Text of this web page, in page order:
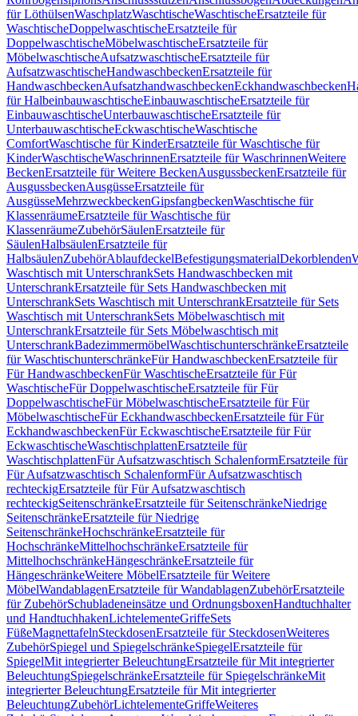
für LöthülsenWaschplatzWaschtischeWaschtischeErsatzteile für
WaschtischeDoppelwaschtischeErsatzteile für
DoppelwaschtischeMöbelwaschtischeErsatzteile für
MöbelwaschtischeAufsatzwaschtischeErsatzteile für
AufsatzwaschtischeHandwaschbeckenErsatzteile für
HandwaschbeckenAufsatzhandwaschbeckenEckhandwaschbecken
für HalbeinbauwaschtischeEinbauwaschtischeErsatzteile für
EinbauwaschtischeUnterbauwaschtischeErsatzteile für
UnterbauwaschtischeEckwaschtischeWaschtische
ComfortWaschtische für KinderErsatzteile für Waschtische für
KinderWaschtischeWaschrinnenErsatzteile für WaschrinnenWeitere
BeckenErsatzteile für Weitere BeckenAusgussbeckenErsatzteile für
AusgussbeckenAusgüsseErsatzteile für
AusgüsseMehrzweckbeckenGipsfangbeckenWaschtische für
KlassenräumeErsatzteile für Waschtische für
KlassenräumeZubehörSäulenErsatzteile für
SäulenHalbsäulenErsatzteile für
HalbsäulenZubehörAblaufdeckelBefestigungsmaterialDekorblenden
Waschtisch mit UnterschrankSets Handwaschbecken mit
UnterschrankErsatzteile für Sets Handwaschbecken mit
UnterschrankSets Waschtisch mit UnterschrankErsatzteile für Sets
Waschtisch mit UnterschrankSets Möbelwaschtisch mit
UnterschrankErsatzteile für Sets Möbelwaschtisch mit
UnterschrankBadezimmermöbelWaschtischunterschränkeErsatzteile
für WaschtischunterschränkeFür HandwaschbeckenErsatzteile für
Für HandwaschbeckenFür WaschtischeErsatzteile für Für
WaschtischeFür DoppelwaschtischeErsatzteile für Für
DoppelwaschtischeFür MöbelwaschtischeErsatzteile für Für
MöbelwaschtischeFür EckhandwaschbeckenErsatzteile für Für
EckhandwaschbeckenFür EckwaschtischeErsatzteile für Für
EckwaschtischeWaschtischplattenErsatzteile für
WaschtischplattenFür Aufsatzwaschtisch SchalenformErsatzteile für
Für Aufsatzwaschtisch SchalenformFür Aufsatzwaschtisch
rechteckigErsatzteile für Für Aufsatzwaschtisch
rechteckigSeitenschränkeErsatzteile für SeitenschränkeNiedrige
SeitenschränkeErsatzteile für Niedrige
SeitenschränkeHochschränkeErsatzteile für
HochschränkeMittelhochschränkeErsatzteile für
MittelhochschränkeHängeschränkeErsatzteile für
HängeschränkeWeitere MöbelErsatzteile für Weitere
MöbelWandablagenErsatzteile für WandablagenZubehörErsatzteile
für ZubehörSchubladeneinsätze und OrdnungsboxenHandtuchhalter
und HandtuchhakenLichtelementeGriffeSets
FüßeMagnettafelnSteckdosenErsatzteile für SteckdosenWeiteres
ZubehörSpiegel und SpiegelschränkeSpiegelErsatzteile für
SpiegelMit integrierter BeleuchtungErsatzteile für Mit integrierter
BeleuchtungSpiegelschränkeErsatzteile für SpiegelschränkeMit
integrierter BeleuchtungErsatzteile für Mit integrierter
BeleuchtungZubehörLichtelementeGriffeWeiteres